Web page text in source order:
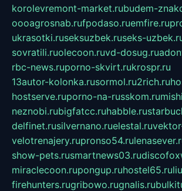
korolevremont-market.rubudem-
oooagrosnab.rufpodaso.ruemfire.ru
ukrasotki.ruseksuzbek.ruseks-
sovratili.ruolecoon.ruvd-dosug.ru
rbc-news.ruporno-skvirt.rukrospr.ru
13autor-kolonka.rusormol.ru2rich.ru
hostserve.ruporno-na-russkom.ru
neznobi.rubigfatcc.ruhabble.ru
delfinet.rusilvernano.ruelestal.ru
velotrenajery.rupronso54.ru
show-pets.rusmartnews03.ru
miraclecoon.rupongup.ruhostel65.ru
firehunters.rugribowo.rugnalis.ru